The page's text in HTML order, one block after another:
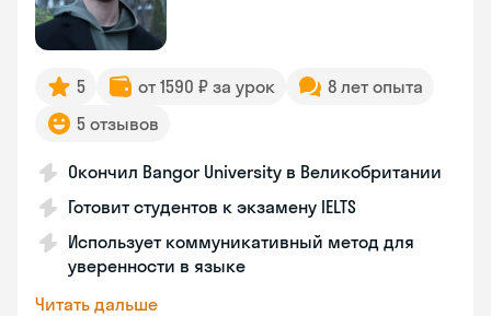
5 от 1590 ₽ за урок
8 лет опыта
5 отзывов
Окончил Bangor University в Великобритании
Готовит студентов к экзамену IELTS
Использует коммуникативный метод для
уверенности в языке
Читать дальше